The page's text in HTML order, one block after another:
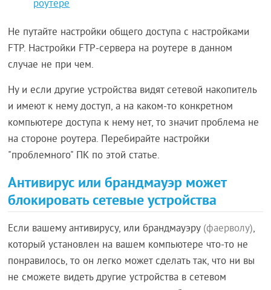
роутере
Не путайте настройки общего доступа с настройками
FTP. Настройки FTP-сервера на роутере в данном
случае не при чем.
Ну и если другие устройства видят сетевой накопитель
и имеют к нему доступ, а на каком-то конкретном
компьютере доступа к нему нет, то значит проблема не
на стороне роутера. Перебирайте настройки
"проблемного" ПК по этой статье.
Антивирус или брандмауэр может
блокировать сетевые устройства
Если вашему антивирусу, или брандмауэру (фаерволу),
который установлен на вашем компьютере что-то не
понравилось, то он легко может сделать так, что ни вы
не сможете видеть другие устройства в сетевом